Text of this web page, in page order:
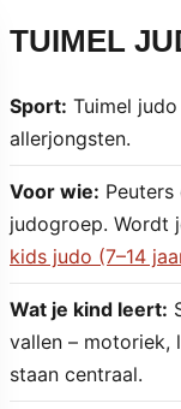
TUIMEL
Sport: Tuimel
allerjongsten.
Voor wie:
judogroep. Wordt
kids judo (7–14
Wat je kind leert:
vallen – motoriek,
staan centraal.